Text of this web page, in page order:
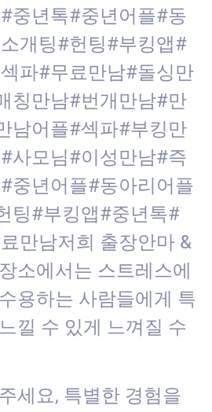
중년톡#중년어플#동
개팅#헌팅#부킹앱#
파#무료만남#돌싱만
칭만남#번개만남#만
남어플#섹파#부킹만
사모님#이성만남#즉
중년어플#동아리어플
팅#부킹앱#중년톡#
만남저희 출장안마 &
소에서는 스트레스에
용하는 사람들에게 특
낄 수 있게 느껴질 수
세요, 특별한 경험을